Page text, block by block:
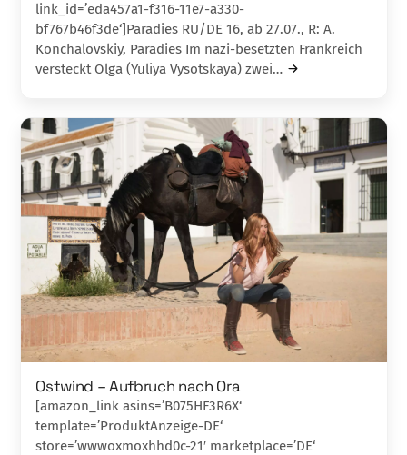
link_id=’eda457a1-f316-11e7-a330-
bf767b46f3de‘]Paradies RU/DE 16, ab 27.07., R: A.
Konchalovs­kiy, Paradies Im nazi-besetzten Frankreich
versteckt Olga (Yu­liya Vysotskaya) zwei…
Ostwind – Aufbruch nach Ora
[amazon_link asins=’B075HF3R6X‘
template=’ProduktAnzeige-DE‘
store=’wwwoxmoxhhd0c-21′ marketplace=’DE‘